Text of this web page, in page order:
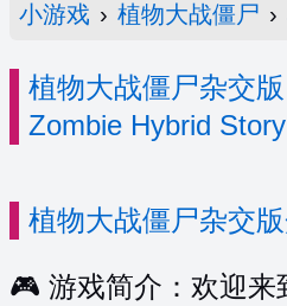
小游戏 › 植物大战僵尸 ›
植物大战僵尸杂交
Zombie Hybrid
植物大战僵尸杂交
🎮 游戏简介：欢迎来